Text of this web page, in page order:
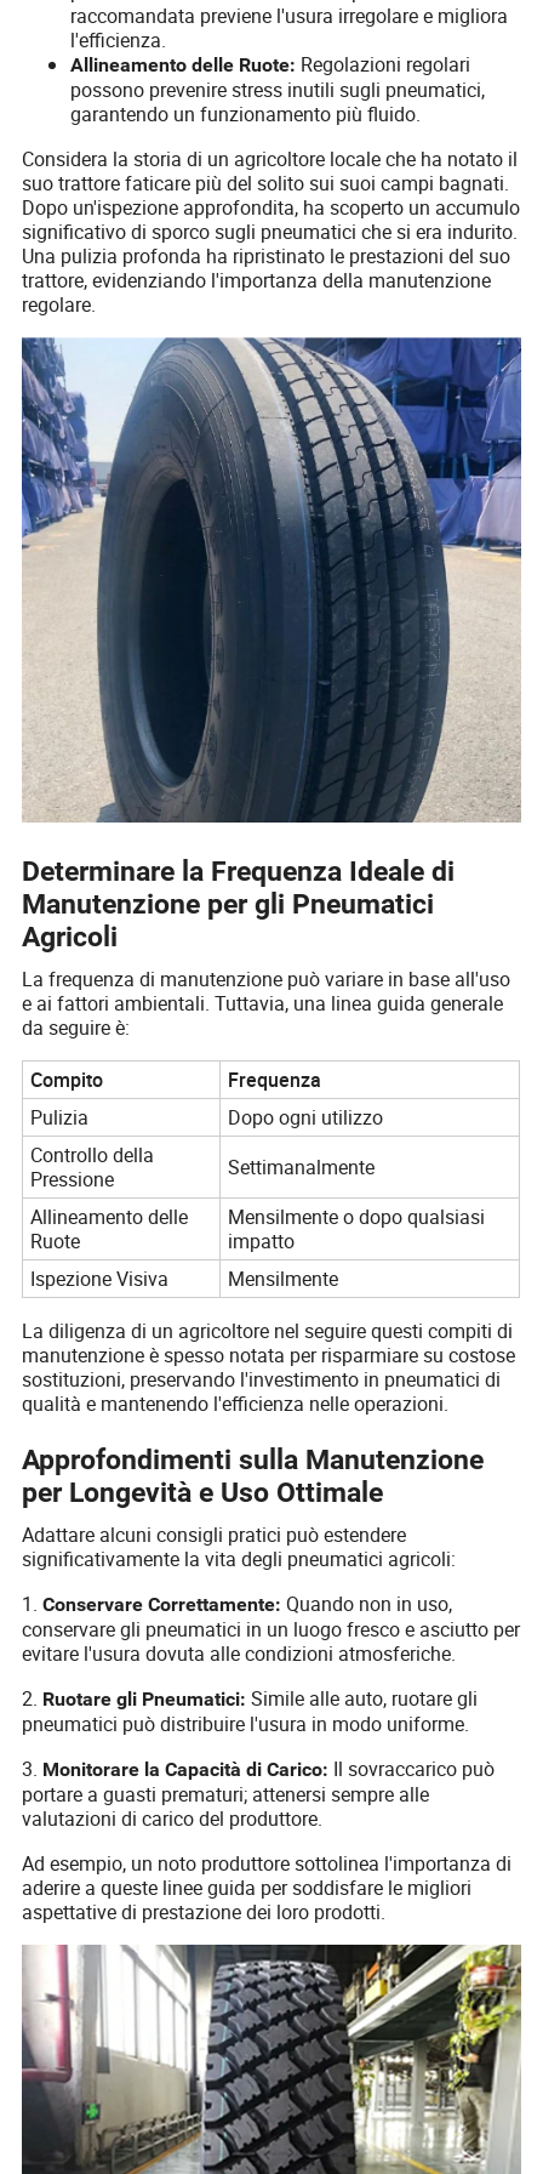
raccomandata previene l'usura irregolare e migliora
l'efficienza.
Allineamento delle Ruote: Regolazioni regolari
possono prevenire stress inutili sugli pneumatici,
garantendo un funzionamento più fluido.
Considera la storia di un agricoltore locale che ha notato il
suo trattore faticare più del solito sui suoi campi bagnati.
Dopo un'ispezione approfondita, ha scoperto un accumulo
significativo di sporco sugli pneumatici che si era indurito.
Una pulizia profonda ha ripristinato le prestazioni del suo
trattore, evidenziando l'importanza della manutenzione
regolare.
Determinare la Frequenza Ideale di
Manutenzione per gli Pneumatici
Agricoli
La frequenza di manutenzione può variare in base all'uso
e ai fattori ambientali. Tuttavia, una linea guida generale
da seguire è:
Compito
Frequenza
Pulizia
Dopo ogni utilizzo
Controllo della
Pressione
Settimanalmente
Allineamento delle
Ruote
Mensilmente o dopo qualsiasi
impatto
Ispezione Visiva
Mensilmente
La diligenza di un agricoltore nel seguire questi compiti di
manutenzione è spesso notata per risparmiare su costose
sostituzioni, preservando l'investimento in pneumatici di
qualità e mantenendo l'efficienza nelle operazioni.
Approfondimenti sulla Manutenzione
per Longevità e Uso Ottimale
Adattare alcuni consigli pratici può estendere
significativamente la vita degli pneumatici agricoli:
1.Conservare Correttamente: Quando non in uso,
conservare gli pneumatici in un luogo fresco e asciutto per
evitare l'usura dovuta alle condizioni atmosferiche.
2. Ruotare gli Pneumatici: Simile alle auto, ruotare gli
pneumatici può distribuire l'usura in modo uniforme.
3. Monitorare la Capacità di Carico: Il sovraccarico può
portare a guasti prematuri; attenersi sempre alle
valutazioni di carico del produttore.
Ad esempio, un noto produttore sottolinea l'importanza di
aderire a queste linee guida per soddisfare le migliori
aspettative di prestazione dei loro prodotti.